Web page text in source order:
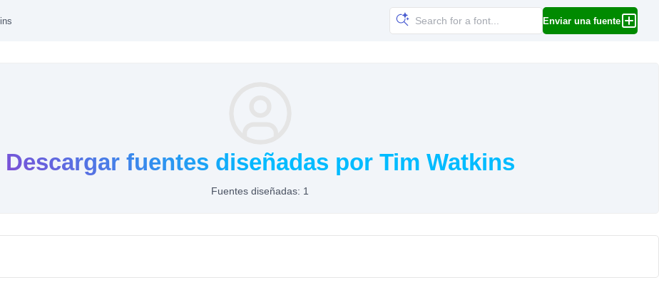
Enviar una fuente
Descargar fuentes diseñadas por Tim Watkins
Fuentes diseñadas: 1